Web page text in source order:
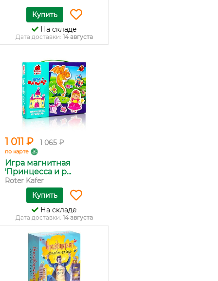
Купить
На складе
Дата доставки: 14 августа
1 011 ₽ 1 065 ₽
по карте
Игра магнитная
'Принцесса и р...
Roter Kafer
Купить
На складе
Дата доставки: 14 августа